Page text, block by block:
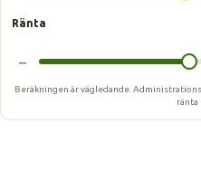
Ränta
−
Beräkningen är vägledande.
ränta